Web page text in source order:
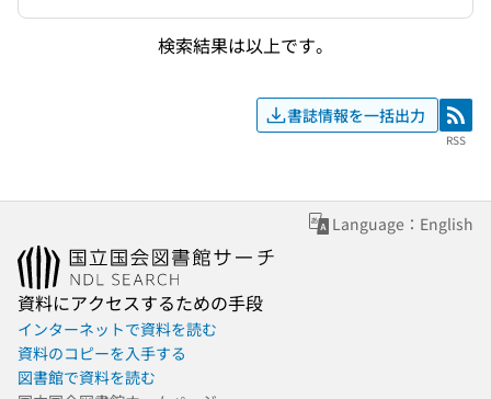
検索結果は以上です。
書誌情報を一括出力 RSS
RSS
Language：English
資料にアクセスするための手段
インターネットで資料を読む
資料のコピーを入手する
図書館で資料を読む